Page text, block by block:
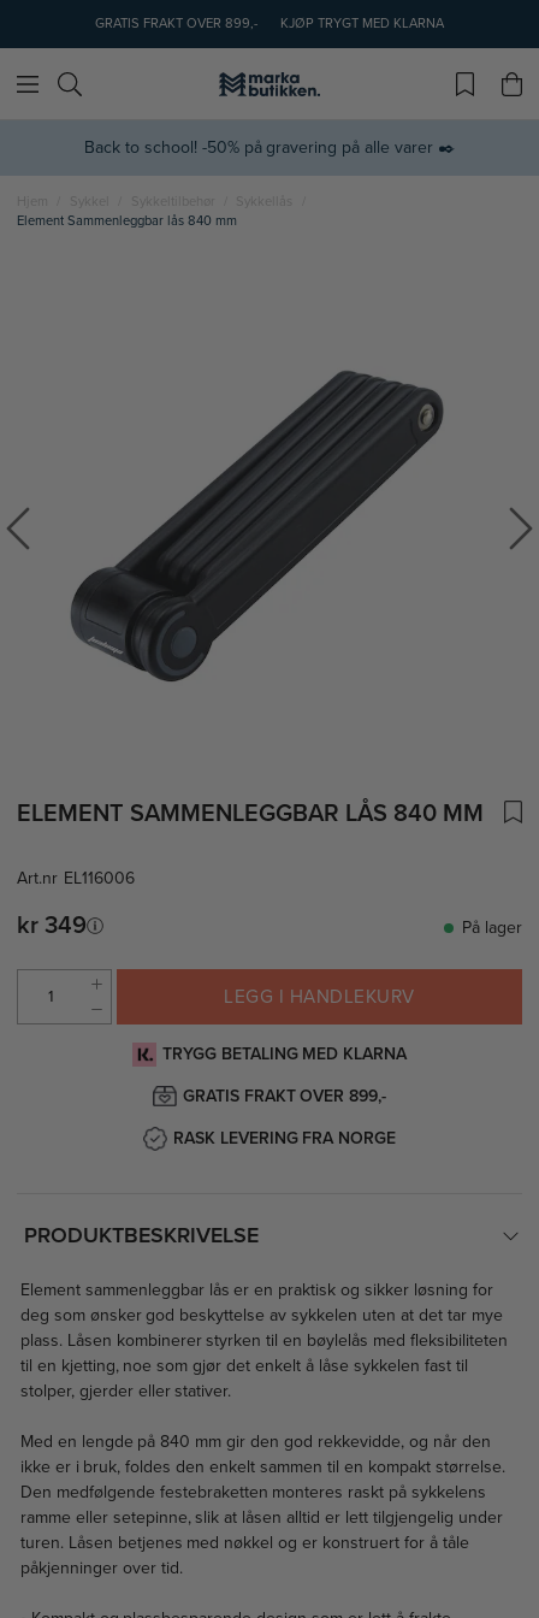
GRATIS FRAKT OVER 899,- KJØP TRYGT MED KLARNA
Back to school! -50% på gravering på alle varer ✒️
Hjem Sykkel Sykkeltilbehør
Sykkellås
Element Sammenleggbar lås 840 mm
ELEMENT SAMMENLEGGBAR LÅS 840 MM
Art.nr EL116006
kr 349 På lager
LEGG I HANDLEKURV
TRYGG BETALING MED KLARNA
GRATIS FRAKT OVER 899,-
RASK LEVERING FRA NORGE
PRODUKTBESKRIVELSE
Element sammenleggbar lås er en praktisk og sikker løsning for
deg som ønsker god beskyttelse av sykkelen uten at det tar mye
plass. Låsen kombinerer styrken til en bøylelås med fleksibiliteten
til en kjetting, noe som gjør det enkelt å låse sykkelen fast til
stolper, gjerder eller stativer.
Med en lengde på 840 mm gir den god rekkevidde, og når den
ikke er i bruk, foldes den enkelt sammen til en kompakt størrelse.
Den medfølgende festebraketten monteres raskt på sykkelens
ramme eller setepinne, slik at låsen alltid er lett tilgjengelig under
turen. Låsen betjenes med nøkkel og er konstruert for å tåle
påkjenninger over tid.